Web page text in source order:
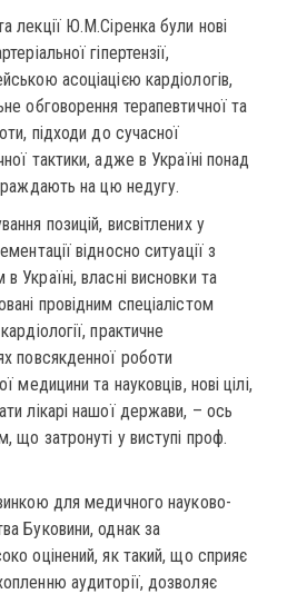
лекції Ю.М.Сіренка були нові
гіпертензії,
асоціацією кардіологів,
обговорення терапевтичної та
підходи до сучасної
тактики, адже в Україні понад
на цю недугу.
позицій, висвітлених у
відносно ситуації з
Україні, власні висновки та
провідним спеціалістом
практичне
повсякденної роботи
медицини та науковців, нові цілі,
лікарі нашої держави, – ось
що затронуті у виступі проф.
для медичного науково-
Буковини, однак за
оцінений, як такий, що сприяє
аудиторії, дозволяє